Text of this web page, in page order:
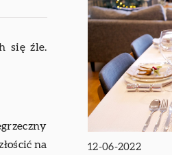
się źle.
na
12-06-2022